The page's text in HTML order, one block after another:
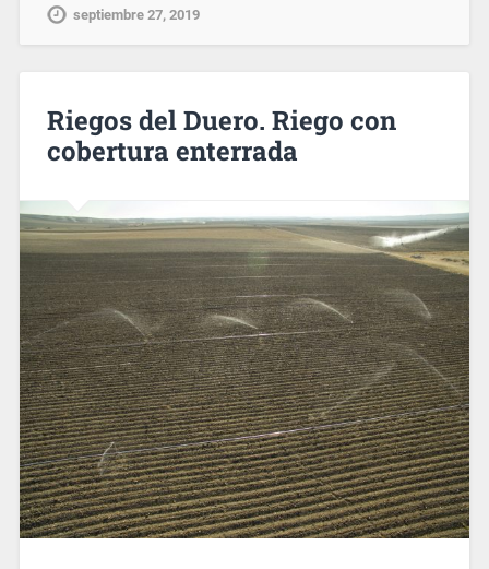
septiembre 27, 2019
Riegos del Duero. Riego con
cobertura enterrada